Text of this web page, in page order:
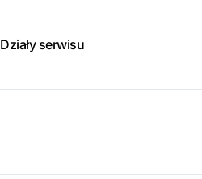
Działy serwisu